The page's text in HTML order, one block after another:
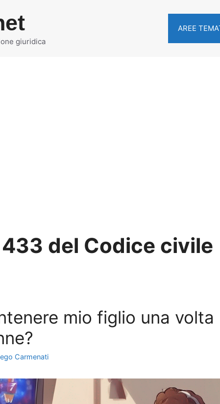
giuridica
AREE
del Codice civile
mio figlio una volta
Carmenati